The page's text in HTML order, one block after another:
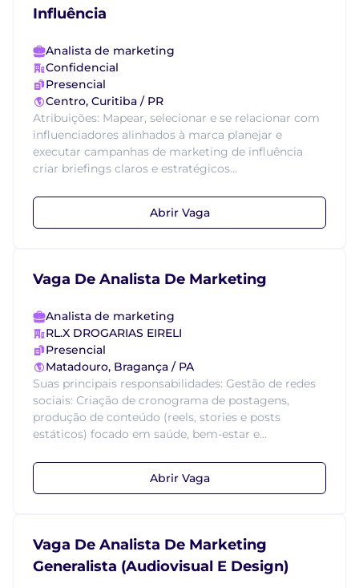
Influência
Analista de marketing
Confidencial
Presencial
Centro, Curitiba / PR
Atribuições: Mapear, selecionar e se relacionar com
influenciadores alinhados à marca planejar e
executar campanhas de marketing de influência
criar briefings claros e estratégicos...
Abrir Vaga
Vaga De Analista De Marketing
Analista de marketing
RL.X DROGARIAS EIRELI
Presencial
Matadouro, Bragança / PA
Suas principais responsabilidades: Gestão de redes
sociais: Criação de cronograma de postagens,
produção de conteúdo (reels, stories e posts
estáticos) focado em saúde, bem-estar e...
Abrir Vaga
Vaga De Analista De Marketing
Generalista (Audiovisual E Design)